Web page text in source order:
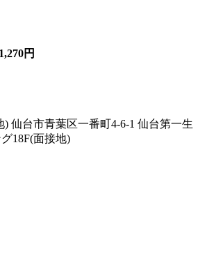
1,270円
仙台市青葉区一番町4-6-1 仙台第一生
18F(面接地)